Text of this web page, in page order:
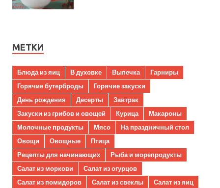
МЕТКИ
Блюда из яиц В духовке Выпечка
Гарниры
Горячие бутерброды
Горячие закуски
День рождения
Десерты
Завтрак
Закуски из грибов и овощей
Курица
Макароны
Молочные продукты
Мясо
На праздничный стол
Овощи
Овощные
Птица
Рецепты для начинающих
Рыба и морепродукты
Салат из моркови
Салат из огурцов
Салат из помидоров
Салат из свеклы
Салат из яиц